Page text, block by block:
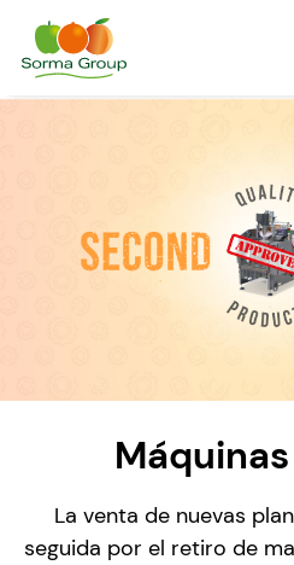
La venta de nuevas
seguida por el retiro de